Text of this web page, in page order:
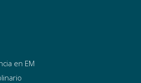
en EM